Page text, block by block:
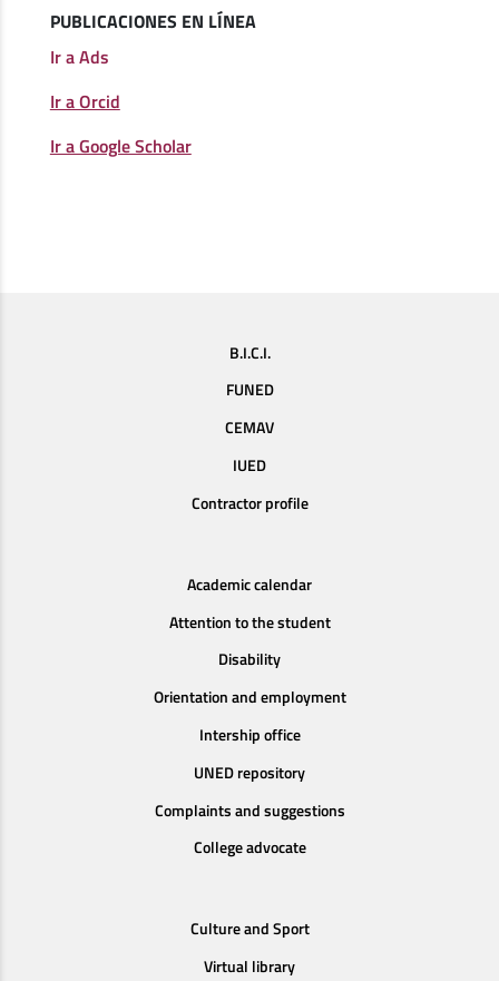
PUBLICACIONES EN LÍNEA
Ir a Ads
Ir a Orcid
Ir a Google Scholar
B.I.C.I.
FUNED
CEMAV
IUED
Contractor profile
Academic calendar
Attention to the student
Disability
Orientation and employment
Intership office
UNED repository
Complaints and suggestions
College advocate
Culture and Sport
Virtual library